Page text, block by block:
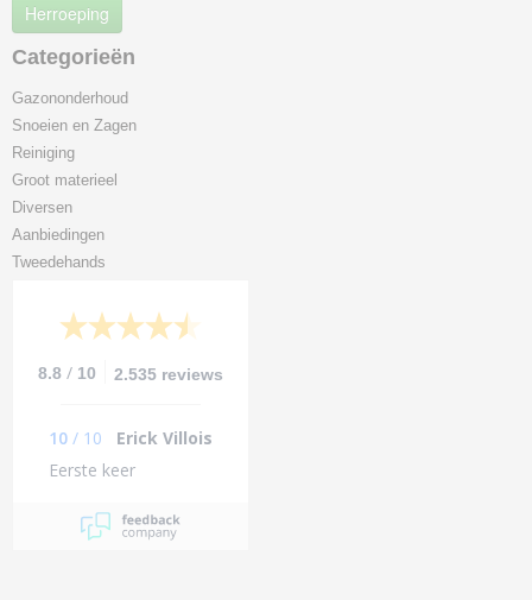
Herroeping
Categorieën
Gazononderhoud
Snoeien en Zagen
Reiniging
Groot materieel
Diversen
Aanbiedingen
Tweedehands
8.8 / 10 2.535 reviews
10 / 10
Erick Villois
Eerste keer